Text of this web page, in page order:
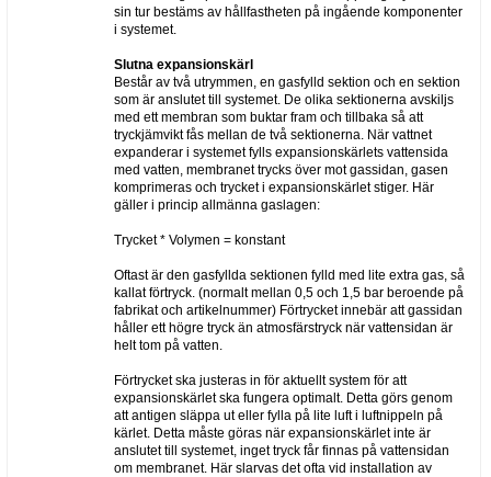
sin tur bestäms av hållfastheten på ingående komponenter
i systemet.
Slutna expansionskärl
Består av två utrymmen, en gasfylld sektion och en sektion
som är anslutet till systemet. De olika sektionerna avskiljs
med ett membran som buktar fram och tillbaka så att
tryckjämvikt fås mellan de två sektionerna. När vattnet
expanderar i systemet fylls expansionskärlets vattensida
med vatten, membranet trycks över mot gassidan, gasen
komprimeras och trycket i expansionskärlet stiger. Här
gäller i princip allmänna gaslagen:
Trycket * Volymen = konstant
Oftast är den gasfyllda sektionen fylld med lite extra gas, så
kallat förtryck. (normalt mellan 0,5 och 1,5 bar beroende på
fabrikat och artikelnummer) Förtrycket innebär att gassidan
håller ett högre tryck än atmosfärstryck när vattensidan är
helt tom på vatten.
Förtrycket ska justeras in för aktuellt system för att
expansionskärlet ska fungera optimalt. Detta görs genom
att antigen släppa ut eller fylla på lite luft i luftnippeln på
kärlet. Detta måste göras när expansionskärlet inte är
anslutet till systemet, inget tryck får finnas på vattensidan
om membranet. Här slarvas det ofta vid installation av